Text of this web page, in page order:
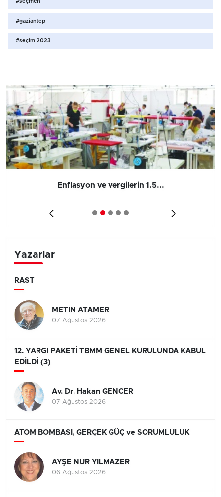
#seçmen
#gaziantep
#seçim 2023
Enflasyon ve vergilerin 1.5...
Yazarlar
RAST
METİN ATAMER
07 Ağustos 2026
12. YARGI PAKETİ TBMM GENEL KURULUNDA KABUL
EDİLDİ (3)
Av. Dr. Hakan GENCER
07 Ağustos 2026
ATOM BOMBASI, GERÇEK GÜÇ ve SORUMLULUK
AYŞE NUR YILMAZER
06 Ağustos 2026